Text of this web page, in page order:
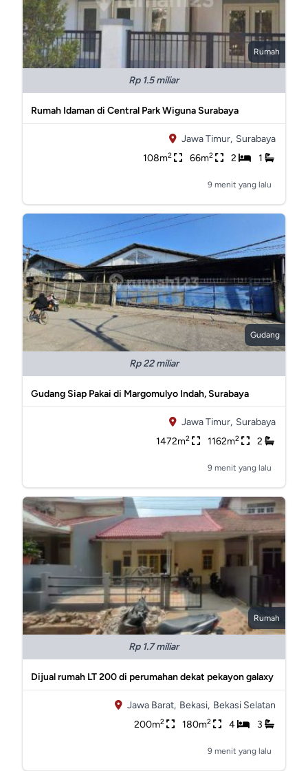
Rumah
Rp 1.5 miliar
Rumah Idaman di Central Park Wiguna Surabaya
Jawa Timur, Surabaya
108m2 66m2 2 1
9 menit yang lalu
Gudang
Rp 22 miliar
Gudang Siap Pakai di Margomulyo Indah, Surabaya
Jawa Timur, Surabaya
1472m2 1162m2 2
9 menit yang lalu
Rumah
Rp 1.7 miliar
Dijual rumah LT 200 di perumahan dekat pekayon galaxy
Jawa Barat, Bekasi, Bekasi Selatan
200m2 180m2 4 3
9 menit yang lalu